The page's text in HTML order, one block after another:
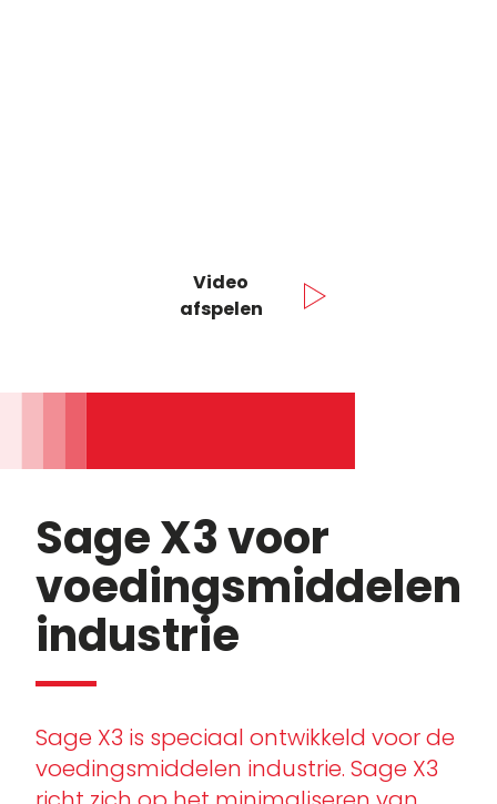
Video
afspelen
Sage X3 voor
voedingsmiddelen
industrie
Sage X3 is speciaal ontwikkeld voor de
voedingsmiddelen industrie. Sage X3